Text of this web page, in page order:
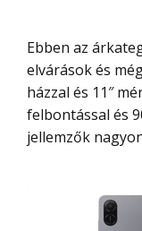
Ebben az árkategóriában nem lehetnek nagyok az
elvárások és
házzal és 11″
felbontással és
jellemzők